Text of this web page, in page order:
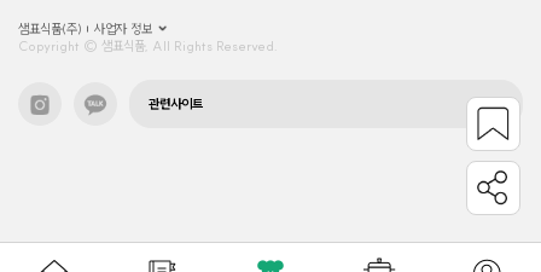
샘표식품(주)
사업자 정보
Copyright © 샘표식품, All Rights Reserved.
관련사이트